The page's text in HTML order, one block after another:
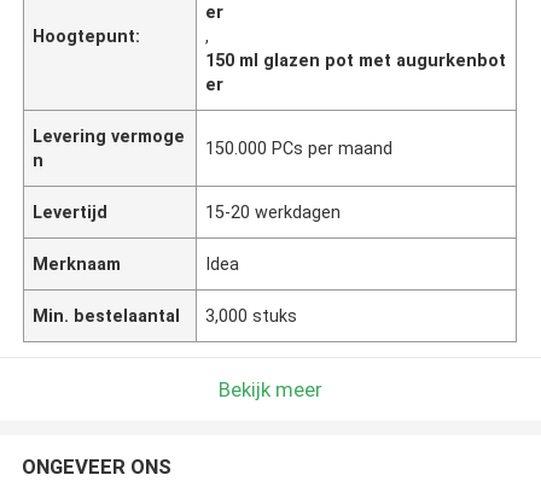
Hoogtepunt:
er
,
150 ml glazen pot met augurkenbot
er
Levering vermoge
n
150.000 PCs per maand
Levertijd 15-20 werkdagen
Merknaam Idea
Min. bestelaantal 3,000 stuks
Bekijk meer
ONGEVEER ONS